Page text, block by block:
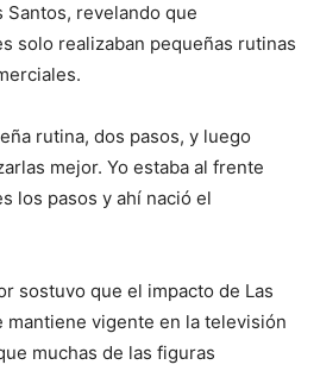
Santos, revelando que
solo realizaban pequeñas rutinas
rutina, dos pasos, y luego
mejor. Yo estaba al frente
los pasos y ahí nació el
sostuvo que el impacto de Las
mantiene vigente en la televisión
muchas de las figuras